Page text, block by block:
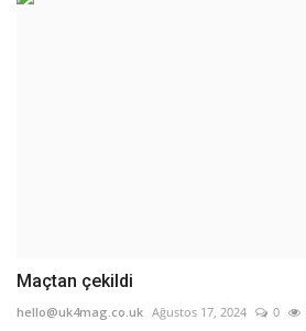
Maçtan çekildi
hello@uk4mag.co.uk Ağustos 17, 2024 0